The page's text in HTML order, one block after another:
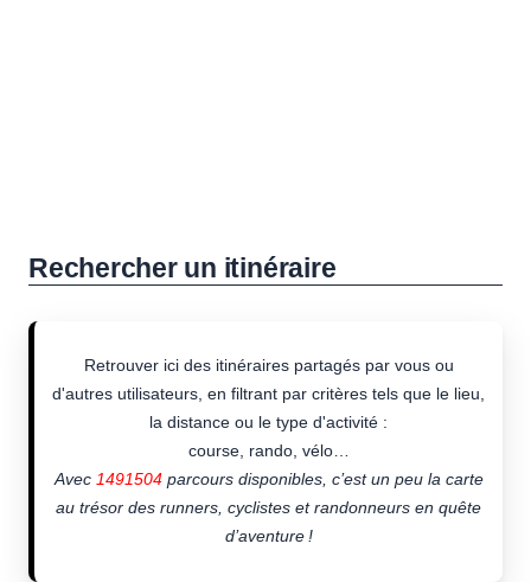
Rechercher un itinéraire
Retrouver ici des itinéraires partagés par vous ou
d'autres utilisateurs, en filtrant par critères tels que le lieu,
la distance ou le type d'activité :
course, rando, vélo…
Avec 1491504parcours disponibles, c’est un peu la carte
au trésor des runners, cyclistes et randonneurs en quête
d’aventure !